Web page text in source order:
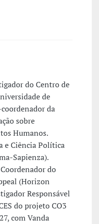
do Centro de
de
da
sobre
Humanos.
e Ciência Política
Sapienza).
do
(Horizon
Responsável
do projeto CO3
com Vanda